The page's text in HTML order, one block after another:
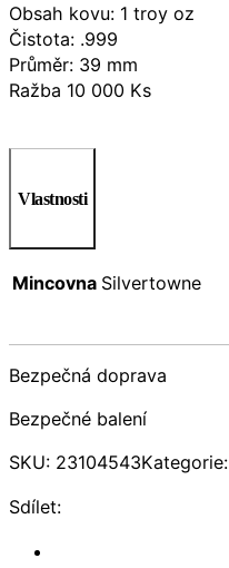
Obsah kovu: 1 troy oz
Čistota: .999
Průměr: 39 mm
Ražba 10 000 Ks
Vlastnosti
Mincovna Silvertowne
Bezpečná doprava
Bezpečné balení
SKU: 23104543Kategorie:
Sdílet: